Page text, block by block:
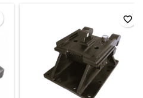
favorite_border